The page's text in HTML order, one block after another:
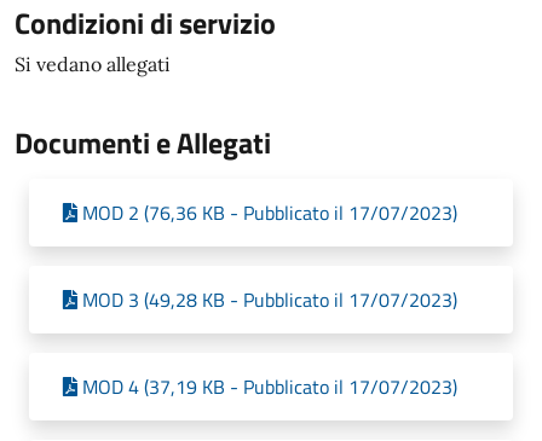
Condizioni di servizio
Si vedano allegati
Documenti e Allegati
MOD 2 (76,36 KB - Pubblicato il 17/07/2023)
MOD 3 (49,28 KB - Pubblicato il 17/07/2023)
MOD 4 (37,19 KB - Pubblicato il 17/07/2023)